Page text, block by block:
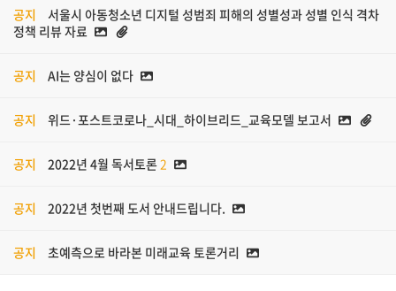
공지
서울시 아동청소년 디지털 성범죄 피해의 성별성과 성별 인식 격차
정책 리뷰 자료
공지 AI는 양심이 없다
공지 위드·포스트코로나_시대_하이브리드_교육모델 보고서
공지 2022년 4월 독서토론2
공지 2022년 첫번째 도서 안내드립니다.
공지 초예측으로 바라본 미래교육 토론거리